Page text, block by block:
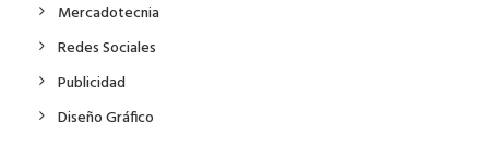
Mercadotecnia
Redes Sociales
Publicidad
Diseño Gráfico